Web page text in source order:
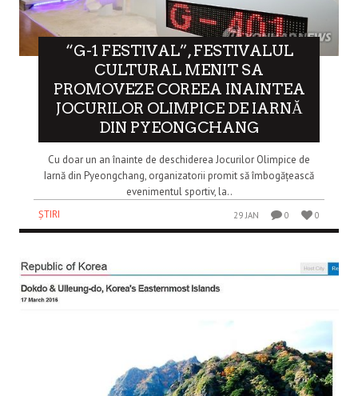
“G-1 FESTIVAL”, FESTIVALUL
CULTURAL MENIT SA
PROMOVEZE COREEA INAINTEA
JOCURILOR OLIMPICE DE IARNĂ
DIN PYEONGCHANG
Cu doar un an înainte de deschiderea Jocurilor Olimpice de
Iarnă din Pyeongchang, organizatorii promit să îmbogățească
evenimentul sportiv, la..
ȘTIRI
29 JAN 0 0